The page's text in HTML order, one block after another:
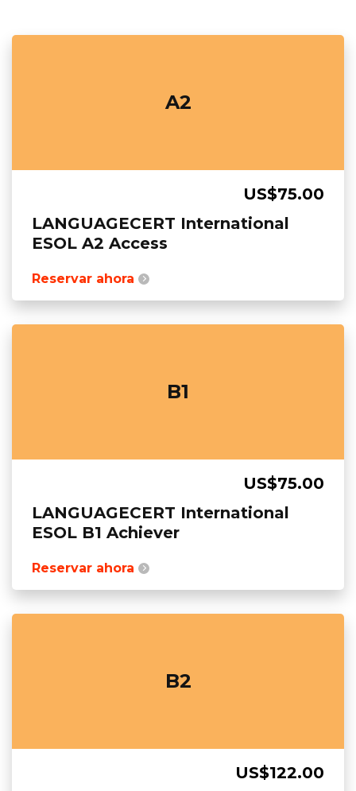
A2
US$75.00
LANGUAGECERT International
ESOL A2 Access
Reservar ahora
B1
US$75.00
LANGUAGECERT International
ESOL B1 Achiever
Reservar ahora
B2
US$122.00